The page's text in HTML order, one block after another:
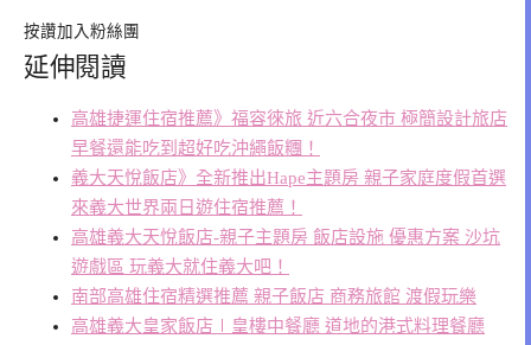
按讚加入粉絲團
延伸閱讀
高雄捷運住宿推薦》福容徠旅 近六合夜市 極簡設計旅店
早餐還能吃到超好吃沖繩飯糰！
義大天悅飯店》全新推出Hape主題房 親子家庭度假首選
來義大世界兩日遊住宿推薦！
高雄義大天悅飯店-親子主題房 飯店設施 優惠方案 沙坑
遊戲區 玩義大就住義大吧！
南部高雄住宿精選推薦 親子飯店 商務旅館 渡假玩樂
高雄義大皇家飯店∣皇樓中餐廳 道地的港式料理餐廳